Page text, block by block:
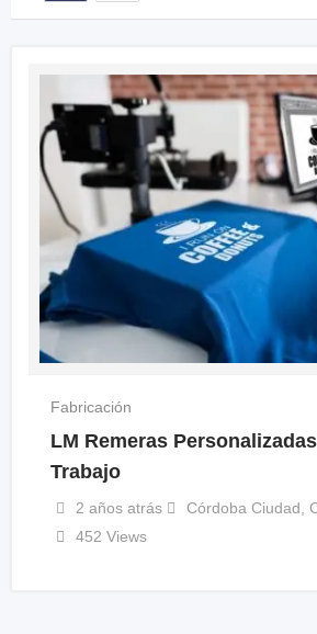
Fabricación
LM Remeras
Trabajo
2 años atrás Córdoba Ciudad
452 Views